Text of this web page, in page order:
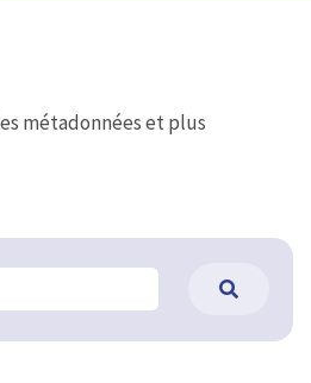
métadonnées et plus